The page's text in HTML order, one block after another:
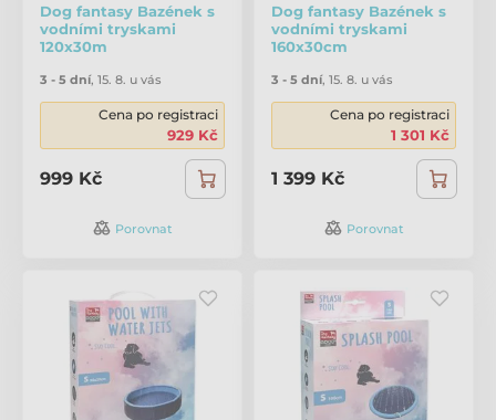
Dog fantasy Bazének s
vodními tryskami
120x30m
3 - 5 dní, 15. 8. u vás
Cena po registraci
929 Kč
999 Kč
Porovnat
Dog fantasy Bazének s
vodními tryskami
160x30cm
3 - 5 dní, 15. 8. u vás
Cena po registraci
1 301 Kč
1 399 Kč
Porovnat